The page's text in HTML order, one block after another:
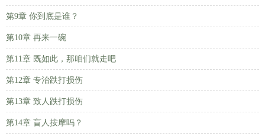
第9章 你到底是谁？
第10章 再来一碗
第11章 既如此，那咱们就走吧
第12章 专治跌打损伤
第13章 致人跌打损伤
第14章 盲人按摩吗？